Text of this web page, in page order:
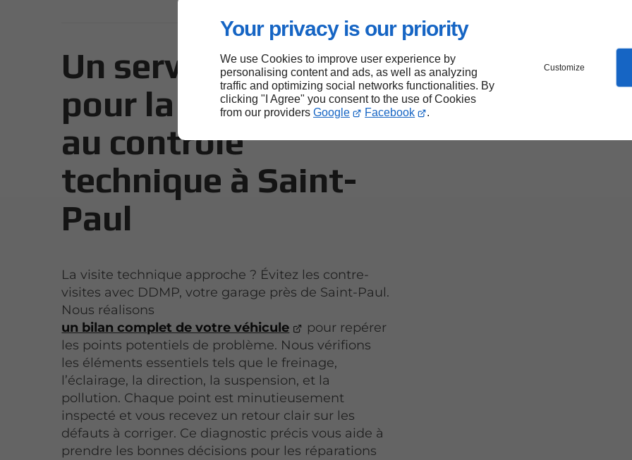
Your privacy is our priority
We use Cookies to improve user experience by
personalising content and ads, as well as analyzing
traffic and optimizing social networks functionalities. By
clicking "I Agree" you consent to the use of Cookies
from our providers Google Facebook .
Customize
Un service complet
pour la préparation
au contrôle
technique à Saint-
Paul
La visite technique approche ? Évitez les contre-
visites avec DDMP, votre garage près de Saint-Paul.
Nous réalisons
un bilan complet de votre véhicule
pour repérer
les points potentiels de problème. Nous vérifions
les éléments essentiels tels que le freinage,
l’éclairage, la direction, la suspension, et la
pollution. Chaque point est minutieusement
inspecté et vous recevez un retour clair sur les
défauts à corriger. Ce diagnostic précis vous aide à
prendre les bonnes décisions pour les réparations